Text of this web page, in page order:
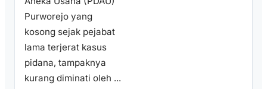
Purworejo yang
kosong sejak pejabat
lama terjerat kasus
pidana, tampaknya
kurang diminati oleh ...